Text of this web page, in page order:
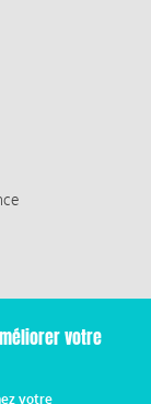
votre
votre